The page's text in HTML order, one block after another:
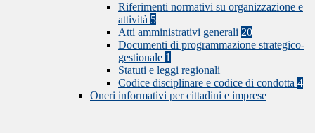
Riferimenti normativi su organizzazione e
attività 5
Atti amministrativi generali 20
Documenti di programmazione strategico-
gestionale 1
Statuti e leggi regionali
Codice disciplinare e codice di condotta 4
Oneri informativi per cittadini e imprese